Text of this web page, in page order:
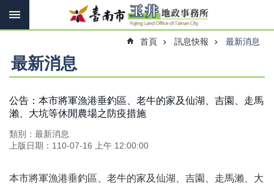
跳到主要內容區塊
搜
搜
尋
訊
息
快
報
機
首頁 訊息快報 最新消息
最新消息
公告：本市將軍漁港垂釣區、老牛的家及仙湖、吉園、走馬
瀨、大坑等休閒農場之防疫措施
類別：最新消息
上版日期：110-07-16 上午 12:00:00
本市將軍漁港垂釣區、老牛的家及仙湖、吉園、走馬瀨、大